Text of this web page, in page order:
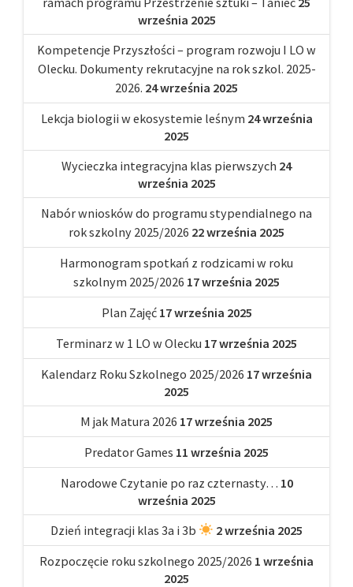
września 2025
Kompetencje Przyszłości – program rozwoju I LO w
Olecku. Dokumenty rekrutacyjne na rok szkol. 2025-
2026. 24 września 2025
Lekcja biologii w ekosystemie leśnym 24 września
2025
Wycieczka integracyjna klas pierwszych 24
września 2025
Nabór wniosków do programu stypendialnego na
rok szkolny 2025/2026 22 września 2025
Harmonogram spotkań z rodzicami w roku
szkolnym 2025/2026 17 września 2025
Plan Zajęć 17 września 2025
Terminarz w 1 LO w Olecku 17 września 2025
Kalendarz Roku Szkolnego 2025/2026 17 września
2025
M jak Matura 2026 17 września 2025
Predator Games 11 września 2025
Narodowe Czytanie po raz czternasty… 10
września 2025
Dzień integracji klas 3a i 3b
2 września 2025
Rozpoczęcie roku szkolnego 2025/2026 1 września
2025